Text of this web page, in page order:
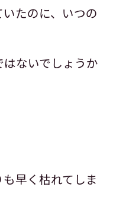
たのに、いつの
ないでしょうか
早く枯れてしま